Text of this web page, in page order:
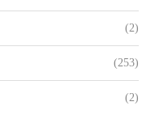
(2)
(253)
(2)